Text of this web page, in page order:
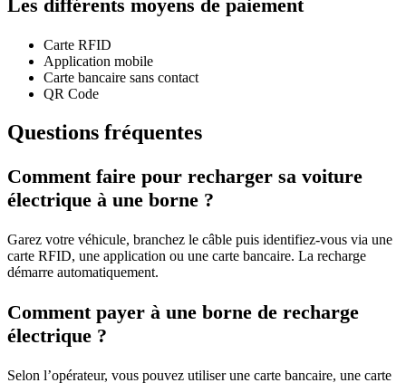
Les différents moyens de paiement
Carte RFID
Application mobile
Carte bancaire sans contact
QR Code
Questions fréquentes
Comment faire pour recharger sa voiture
électrique à une borne ?
Garez votre véhicule, branchez le câble puis identifiez-vous via une
carte RFID, une application ou une carte bancaire. La recharge
démarre automatiquement.
Comment payer à une borne de recharge
électrique ?
Selon l’opérateur, vous pouvez utiliser une carte bancaire, une carte